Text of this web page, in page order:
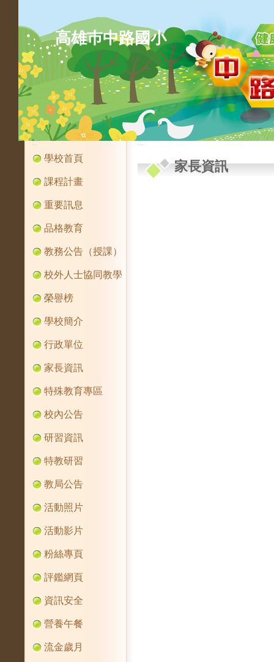
高雄巿中路國小
:::
學校首頁
課程計畫
重要訊息
品格教育
教務公告（授課）
校外人士協同教學
榮譽榜
學校簡介
行政單位
家長資訊
特殊教育專區
校內公告
研習資訊
特教研習
教局公告
活動照片
活動影片
粉絲專頁
評鑑網頁
資訊安全
營養午餐
流金歲月
:::
家長資訊